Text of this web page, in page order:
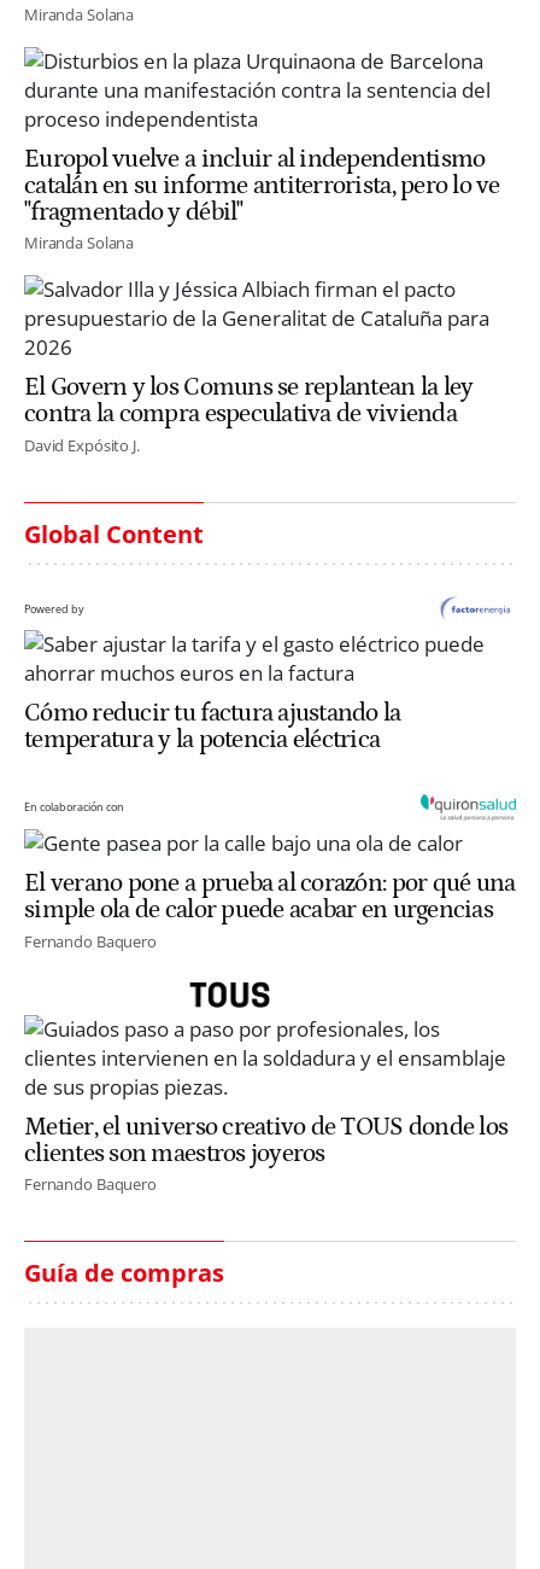
Miranda Solana
Europol vuelve a incluir al independentismo
catalán en su informe antiterrorista, pero lo ve
"fragmentado y débil"
Miranda Solana
El Govern y los Comuns se replantean la ley
contra la compra especulativa de vivienda
David Expósito J.
Global Content
Powered by
Cómo reducir tu factura ajustando la
temperatura y la potencia eléctrica
En colaboración con
El verano pone a prueba al corazón: por qué una
simple ola de calor puede acabar en urgencias
Fernando Baquero
Metier, el universo creativo de TOUS donde los
clientes son maestros joyeros
Fernando Baquero
Guía de compras